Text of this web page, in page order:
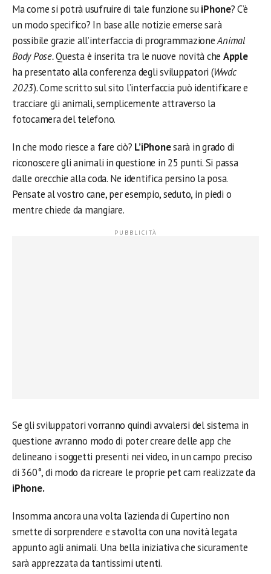
Ma come si potrà usufruire di tale funzione suiPhone? C’è
un modo specifico? In base alle notizie emerse sarà
possibile grazie all’interfaccia di programmazioneAnimal
Body Pose.Questa è inserita tra le nuove novità che Apple
ha presentato alla conferenza degli sviluppatori (Wwdc
2023). Come scritto sul sito l’interfaccia può identificare e
tracciare gli animali, semplicemente attraverso la
fotocamera del telefono.
In che modo riesce a fare ciò? L’iPhonesarà in grado di
riconoscere gli animali in questione in 25 punti. Si passa
dalle orecchie alla coda. Ne identifica persino la posa.
Pensate al vostro cane, per esempio, seduto, in piedi o
mentre chiede da mangiare.
Se gli sviluppatori vorranno quindi avvalersi del sistema in
questione avranno modo di poter creare delle app che
delineano i soggetti presenti nei video, in un campo preciso
di 360°, di modo da ricreare le proprie pet cam realizzate da
iPhone.
Insomma ancora una volta l’azienda di Cupertino non
smette di sorprendere e stavolta con una novità legata
appunto agli animali. Una bella iniziativa che sicuramente
sarà apprezzata da tantissimi utenti.